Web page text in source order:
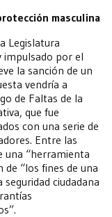
masculina
Legislatura
impulsado por el
la sanción de un
vendría a
de Faltas de la
que fue
con una serie de
Entre las
una “herramienta
de “los fines de una
ciudadana